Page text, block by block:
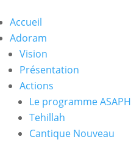
Accueil
Adoram
Vision
Présentation
Actions
Le programme ASAPH
Tehillah
Cantique Nouveau